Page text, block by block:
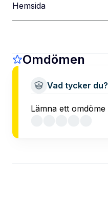
Hemsida
Omdömen
Vad tycker du?
Lämna ett omdöme